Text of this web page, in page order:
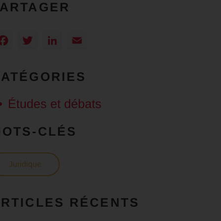
Facebook
TwitterLinkedIn
Études et débats
CLÉS
Juridique
RÉCENTS